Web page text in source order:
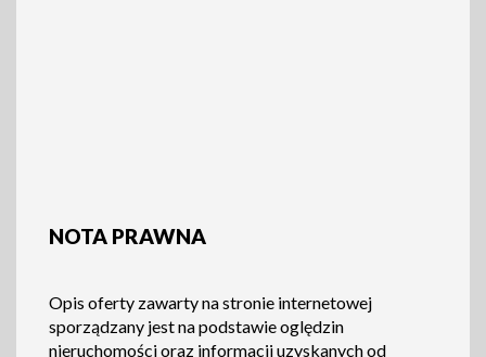
NOTA PRAWNA
Opis oferty zawarty na stronie internetowej
sporządzany jest na podstawie oględzin
nieruchomości oraz informacji uzyskanych od